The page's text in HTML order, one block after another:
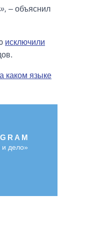
– объяснил
исключили
каком языке
дело»